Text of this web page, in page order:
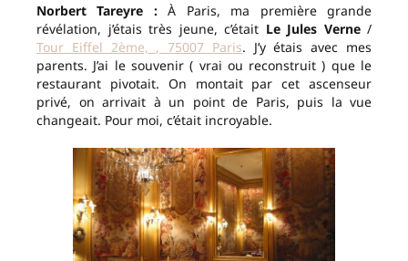
Norbert Tareyre :À Paris, ma première grande
révélation, j’étais très jeune, c’était Le Jules Verne/
Tour Eiffel 2ème, , 75007 Paris. J’y étais avec mes
parents. J’ai le souvenir ( vrai ou reconstruit ) que le
restaurant pivotait. On montait par cet ascenseur
privé, on arrivait à un point de Paris, puis la vue
changeait. Pour moi, c’était incroyable.